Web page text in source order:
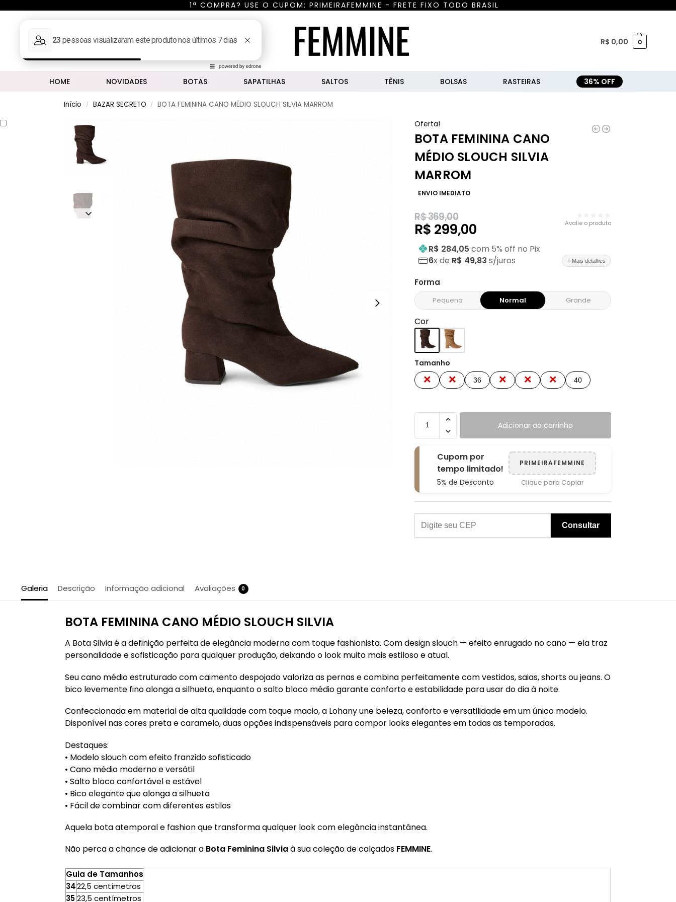
1ª COMPRA? USE O CUPOM: PRIMEIRAFEMMINE - FRETE FIXO TODO BRASIL
MINHA CONTA R$ 0,00 0
HOME NOVIDADES BOTAS SAPATILHAS SALTOS TÊNIS BOLSAS RASTEIRAS 36% OFF
Início / BAZAR SECRETO / BOTA FEMININA CANO MÉDIO SLOUCH SILVIA MARROM
Oferta!
BOTA FEMININA CANO
MÉDIO SLOUCH SILVIA
MARROM
ENVIO IMEDIATO
R$369,00
R$ 299,00 Avalie o produto
R$ 284,05 com 5% off no Pix
6x de R$ 49,83 s/juros + Mais detalhes
Forma
Pequena Normal Grande
Cor
Tamanho
34 35 36 37 38 39 40
Adicionar ao carrinho
Cupom por
tempo limitado!
5% de Desconto
PRIMEIRAFEMMINE
Clique para Copiar
Consultar
Galeria Descrição Informação adicional Avaliações 0
BOTA FEMININA CANO MÉDIO SLOUCH SILVIA
A Bota Silvia é a definição perfeita de elegância moderna com toque fashionista. Com design slouch — efeito enrugado no cano — ela traz
personalidade e sofisticação para qualquer produção, deixando o look muito mais estiloso e atual.
Seu cano médio estruturado com caimento despojado valoriza as pernas e combina perfeitamente com vestidos, saias, shorts ou jeans. O
bico levemente fino alonga a silhueta, enquanto o salto bloco médio garante conforto e estabilidade para usar do dia à noite.
Confeccionada em material de alta qualidade com toque macio, a Lohany une beleza, conforto e versatilidade em um único modelo.
Disponível nas cores preta e caramelo, duas opções indispensáveis para compor looks elegantes em todas as temporadas.
Destaques:
• Modelo slouch com efeito franzido sofisticado
• Cano médio moderno e versátil
• Salto bloco confortável e estável
• Bico elegante que alonga a silhueta
• Fácil de combinar com diferentes estilos
Aquela bota atemporal e fashion que transforma qualquer look com elegância instantânea.
Não perca a chance de adicionar a Bota Feminina Silviaà sua coleção de calçadosFEMMINE.
Guia de Tamanhos
3422,5 centímetros
3523,5 centímetros